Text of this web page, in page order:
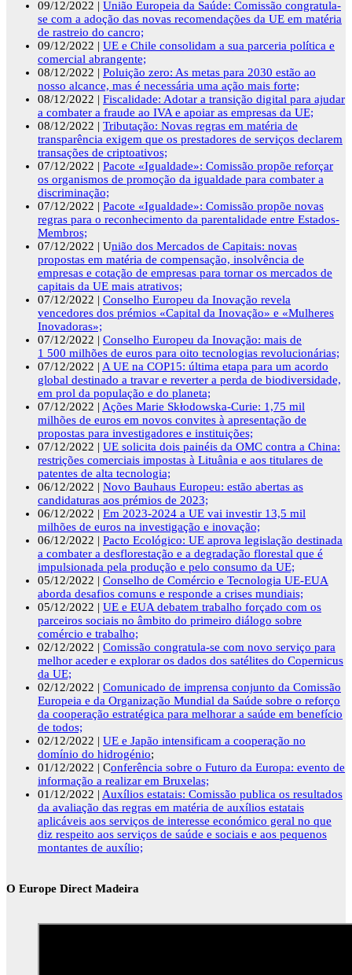
09/12/2022 | União Europeia da Saúde: Comissão congratula-
se com a adoção das novas recomendações da UE em matéria
de rastreio do cancro;
09/12/2022 | UE e Chile consolidam a sua parceria política e
comercial abrangente;
08/12/2022 | Poluição zero: As metas para 2030 estão ao
nosso alcance, mas é necessária uma ação mais forte;
08/12/2022 | Fiscalidade: Adotar a transição digital para ajudar
a combater a fraude ao IVA e apoiar as empresas da UE;
08/12/2022 | Tributação: Novas regras em matéria de
transparência exigem que os prestadores de serviços declarem
transações de criptoativos;
07/12/2022 | Pacote «Igualdade»: Comissão propõe reforçar
os organismos de promoção da igualdade para combater a
discriminação;
07/12/2022 | Pacote «Igualdade»: Comissão propõe novas
regras para o reconhecimento da parentalidade entre Estados-
Membros;
07/12/2022 | União dos Mercados de Capitais: novas
propostas em matéria de compensação, insolvência de
empresas e cotação de empresas para tornar os mercados de
capitais da UE mais atrativos;
07/12/2022 | Conselho Europeu da Inovação revela
vencedores dos prémios «Capital da Inovação» e «Mulheres
Inovadoras»;
07/12/2022 | Conselho Europeu da Inovação: mais de
1 500 milhões de euros para oito tecnologias revolucionárias;
07/12/2022 | A UE na COP15: última etapa para um acordo
global destinado a travar e reverter a perda de biodiversidade,
em prol da população e do planeta;
07/12/2022 | Ações Marie Skłodowska-Curie: 1,75 mil
milhões de euros em novos convites à apresentação de
propostas para investigadores e instituições;
07/12/2022 | UE solicita dois painéis da OMC contra a China:
restrições comerciais impostas à Lituânia e aos titulares de
patentes de alta tecnologia;
06/12/2022 | Novo Bauhaus Europeu: estão abertas as
candidaturas aos prémios de 2023;
06/12/2022 | Em 2023-2024 a UE vai investir 13,5 mil
milhões de euros na investigação e inovação;
06/12/2022 | Pacto Ecológico: UE aprova legislação destinada
a combater a desflorestação e a degradação florestal que é
impulsionada pela produção e pelo consumo da UE;
05/12/2022 | Conselho de Comércio e Tecnologia UE-EUA
aborda desafios comuns e responde a crises mundiais;
05/12/2022 | UE e EUA debatem trabalho forçado com os
parceiros sociais no âmbito do primeiro diálogo sobre
comércio e trabalho;
02/12/2022 | Comissão congratula-se com novo serviço para
melhor aceder e explorar os dados dos satélites do Copernicus
da UE;
02/12/2022 | Comunicado de imprensa conjunto da Comissão
Europeia e da Organização Mundial da Saúde sobre o reforço
da cooperação estratégica para melhorar a saúde em benefício
de todos;
02/12/2022 | UE e Japão intensificam a cooperação no
domínio do hidrogénio;
01/12/2022 | Conferência sobre o Futuro da Europa: evento de
informação a realizar em Bruxelas;
01/12/2022 | Auxílios estatais: Comissão publica os resultados
da avaliação das regras em matéria de auxílios estatais
aplicáveis aos serviços de interesse económico geral no que
diz respeito aos serviços de saúde e sociais e aos pequenos
montantes de auxílio;
O Europe Direct Madeira